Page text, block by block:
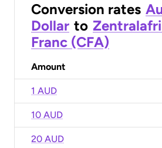
Conversion rates
Dollar to
Franc (CFA)
Amount
1 AUD
10 AUD
20 AUD